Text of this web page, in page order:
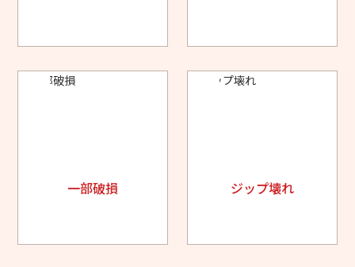
一部破損 ジップ壊れ